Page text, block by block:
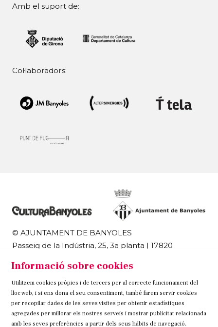
Amb el suport de:
Col·laboradors:
© AJUNTAMENT DE BANYOLES
Passeig de la Indústria, 25, 3a planta | 17820
972 58 18 48 | 972 57 00 50
Sitemap Avís Legal Ús de Cookies Contacteu
Link a instagram
Link a twitter
Link a facebook
Informació sobre cookies
Utilitzem cookies pròpies i de tercers per al correcte funcionament del
lloc web, i si ens dona el seu consentiment, també farem servir cookies
per recopilar dades de les seves visites per obtenir estadístiques
agregades per millorar els nostres serveis i mostrar publicitat relacionada
amb les seves preferències a partir dels seus hàbits de navegació.